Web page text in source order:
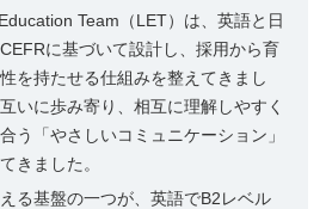
Team（LET）は、英語と日
に基づいて設計し、採用から育
を持たせる仕組みを整えてきまし
いに歩み寄り、相互に理解しやすく
う「やさしいコミュニケーション」
きました。
る基盤の一つが、英語でB2レベル